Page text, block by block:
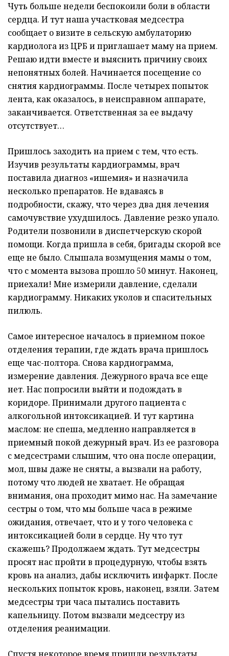
Чуть больше недели беспокоили боли в области
сердца. И тут наша участковая медсестра
сообщает о визите в сельскую амбулаторию
кардиолога из ЦРБ и приглашает маму на прием.
Решаю идти вместе и выяснить причину своих
непонятных болей. Начинается посещение со
снятия кардиограммы. После четырех попыток
лента, как оказалось, в неисправном аппарате,
заканчивается. Ответственная за ее выдачу
отсутствует…
Пришлось заходить на прием с тем, что есть.
Изучив результаты кардиограммы, врач
поставила диагноз «ишемия» и назначила
несколько препаратов. Не вдаваясь в
подробности, скажу, что через два дня лечения
самочувствие ухудшилось. Давление резко упало.
Родители позвонили в диспетчерскую скорой
помощи. Когда пришла в себя, бригады скорой все
еще не было. Слышала возмущения мамы о том,
что с момента вызова прошло 50 минут. Наконец,
приехали! Мне измерили давление, сделали
кардиограмму. Никаких уколов и спасительных
пилюль.
Самое интересное началось в приемном покое
отделения терапии, где ждать врача пришлось
еще час-полтора. Снова кардиограмма,
измерение давления. Дежурного врача все еще
нет. Нас попросили выйти и подождать в
коридоре. Принимали другого пациента с
алкогольной интоксикацией. И тут картина
маслом: не спеша, медленно направляется в
приемный покой дежурный врач. Из ее разговора
с медсестрами слышим, что она после операции,
мол, швы даже не сняты, а вызвали на работу,
потому что людей не хватает. Не обращая
внимания, она проходит мимо нас. На замечание
сестры о том, что мы больше часа в режиме
ожидания, отвечает, что и у того человека с
интоксикацией боли в сердце. Ну что тут
скажешь? Продолжаем ждать. Тут медсестры
просят нас пройти в процедурную, чтобы взять
кровь на анализ, дабы исключить инфаркт. После
нескольких попыток кровь, наконец, взяли. Затем
медсестры три часа пытались поставить
капельницу. Потом вызвали медсестру из
отделения реанимации.